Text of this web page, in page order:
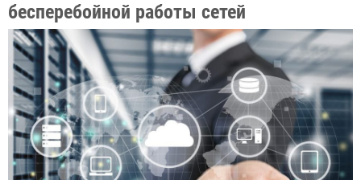
бесперебойной работы сетей